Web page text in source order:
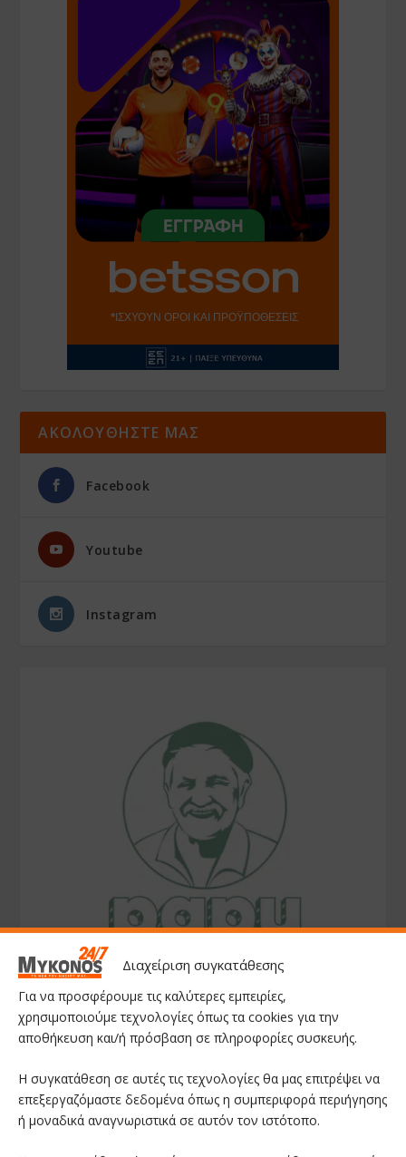
Διαχείριση συγκατάθεσης
Για να προσφέρουμε τις καλύτερες εμπειρίες,
χρησιμοποιούμε τεχνολογίες όπως τα cookies για την
αποθήκευση και/ή πρόσβαση σε πληροφορίες συσκευής.
Η συγκατάθεση σε αυτές τις τεχνολογίες θα μας επιτρέψει να
επεξεργαζόμαστε δεδομένα όπως η συμπεριφορά περιήγησης
ή μοναδικά αναγνωριστικά σε αυτόν τον ιστότοπο.
ΑΚΟΛΟΥΘΗΣΤΕ ΜΑΣ
Facebook
Youtube
Instagram